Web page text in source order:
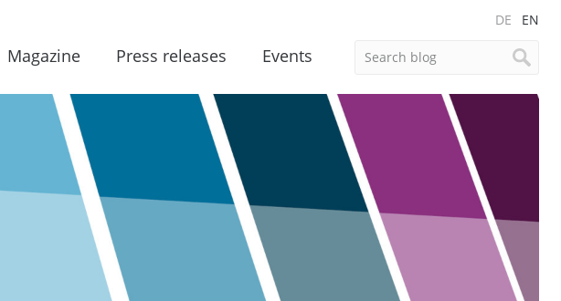
DE EN
Magazine Press releases Events